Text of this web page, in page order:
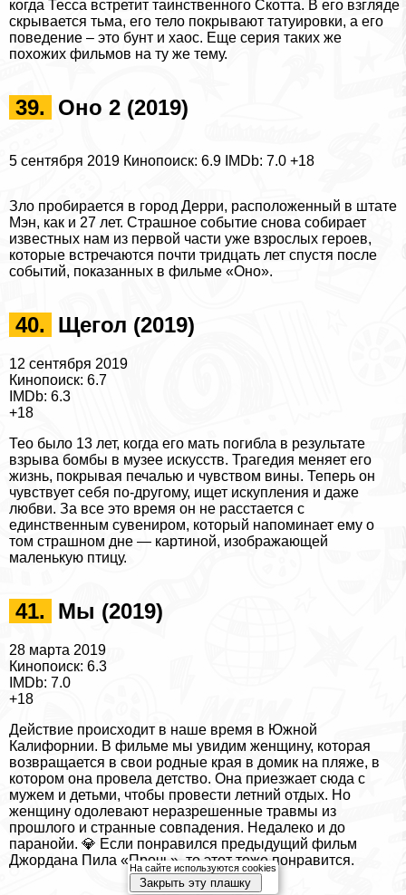
когда Тесса встретит таинственного Скотта. В его взгляде
скрывается тьма, его тело покрывают татуировки, а его
поведение – это бунт и хаос. Еще серия таких же
похожих фильмов на ту же тему.
39. Оно 2 (2019)
5 сентября 2019 Кинопоиск: 6.9 IMDb: 7.0 +18
Зло пробирается в город Дерри, расположенный в штате
Мэн, как и 27 лет. Страшное событие снова собирает
известных нам из первой части уже взрослых героев,
которые встречаются почти тридцать лет спустя после
событий, показанных в фильме «Оно».
40. Щегол (2019)
12 сентября 2019
Кинопоиск: 6.7
IMDb: 6.3
+18
Тео было 13 лет, когда его мать погибла в результате
взрыва бомбы в музее искусств. Трагедия меняет его
жизнь, покрывая печалью и чувством вины. Теперь он
чувствует себя по-другому, ищет искупления и даже
любви. За все это время он не расстается с
единственным сувениром, который напоминает ему о
том страшном дне — картиной, изображающей
маленькую птицу.
41. Мы (2019)
28 марта 2019
Кинопоиск: 6.3
IMDb: 7.0
+18
Действие происходит в наше время в Южной
Калифорнии. В фильме мы увидим женщину, которая
возвращается в свои родные края в домик на пляже, в
котором она провела детство. Она приезжает сюда с
мужем и детьми, чтобы провести летний отдых. Но
женщину одолевают неразрешенные травмы из
прошлого и странные совпадения. Недалеко и до
паранойи. 💎 Если понравился предыдущий фильм
Джордана Пила «Прочь», то этот тоже понравится.
На сайте используются cookies
Закрыть эту плашку